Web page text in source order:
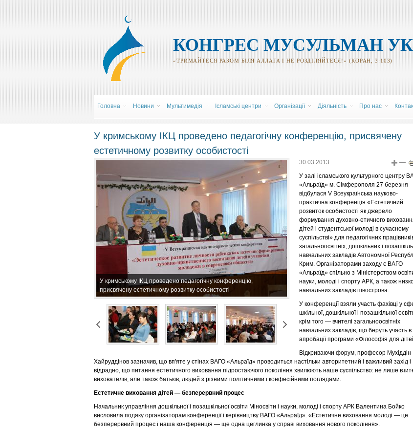
КОНГРЕС МУСУЛЬМАН
«ТРИМАЙТЕСЯ РАЗОМ БІЛЯ АЛЛАГА І НЕ РОЗДІЛЯЙТЕСЯ!» (КОРАН, 3:103)
Головна Новини Мультимедія Ісламські центри Організації Діяльність Про нас
У кримському ІКЦ проведено педагогічну конференцію, присвячену
естетичному розвитку особистості
У кримському ІКЦ проведено педагогічну конференцію,
присвячену естетичному розвитку особистості
30.03.2013
У залі ісламського культурного центру
«Альраїд» м. Сімферополя 27 березня
відбулася V Всеукраїнська науково-
практична конференція «Естетичний
розвиток особистості як джерело
формування духовно-етичного
дітей і студентської молоді в сучасному
суспільстві» для педагогічних
загальноосвітніх, дошкільних і
навчальних закладів Автономної
Крим. Організаторами заходу є ВАГО
«Альраїд» спільно з Міністерством
науки, молоді і спорту АРК, а також
навчальних закладів півострова.
У конференції взяли участь фахівці у
шкільної, дошкільної і позашкільної
крім того — вчителі загальноосвітніх
навчальних закладів, що беруть участь в
апробації програми «Філософія для
Відкриваючи форум, професор Мухіддін
Хайруддінов зазначив, що вп'яте у стінах ВАГО «Альраїд» проводиться настільки авторитетний і важливий захід і
відрадно, що питання естетичного виховання підростаючого покоління хвилюють наше суспільство: не лише
вихователів, але також батьків, людей з різними політичними і конфесійними поглядами.
Естетичне виховання дітей — безперервний процес
Начальник управління дошкільної і позашкільної освіти Міносвіти і науки, молоді і спорту АРК Валентина Бойко
висловила подяку організаторам конференції і керівництву ВАГО «Альраїд». «Естетичне виховання молоді — це
безперервний процес і наша конференція — ще одна цеглинка у справі виховання нового покоління».